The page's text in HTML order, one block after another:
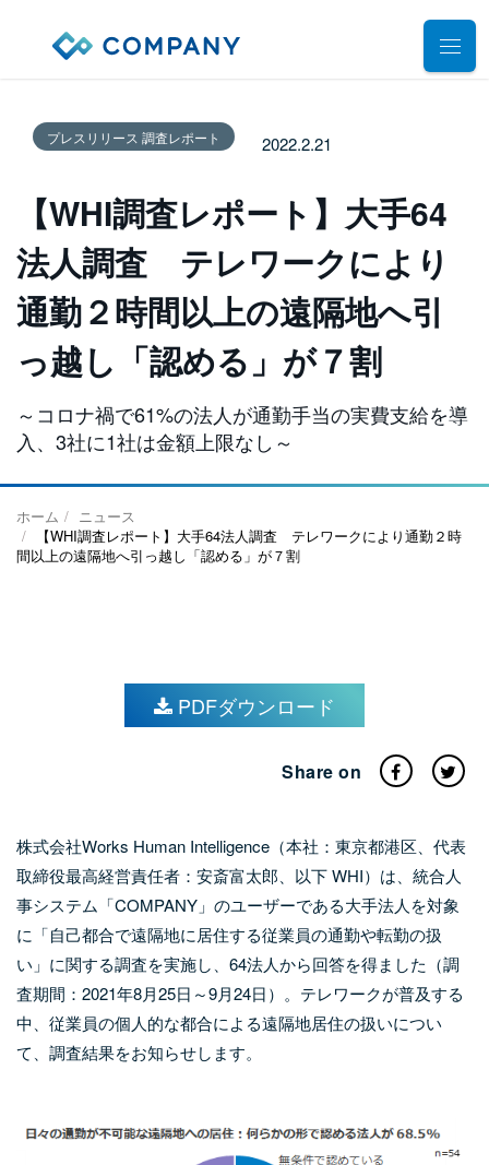
給与計算
勤怠管理
タレントマネジメント
雇用手続管理
ID管理
マイナンバー管理
公共・公益法人向け
導入・運用サポート
システム選定支援コンサルティングサービス
プロフェッショナルサービス
ユーザーコミッティ
パートナー連携・協業
アウトソーシング（WBS）
導入事例
セミナー
デモ動画
お役立ち資料
会社情報
会社情報トップ
企業理念
資料ダウンロード
03-5575-5277
プレスリリース 調査レポート 2022.2.21
【WHI調査レポート】大手64
法人調査 テレワークにより
通勤２時間以上の遠隔地へ引
っ越し「認める」が７割
～コロナ禍で61%の法人が通勤手当の実費支給を導
入、3社に1社は金額上限なし～
ホーム
ニュース
【WHI調査レポート】大手64法人調査 テレワークにより通勤２時
間以上の遠隔地へ引っ越し「認める」が７割
PDFダウンロード
Share on
株式会社Works Human Intelligence（本社：東京都港区、代表
取締役最高経営責任者：安斎富太郎、以下 WHI）は、統合人
事システム「COMPANY」のユーザーである大手法人を対象
に「自己都合で遠隔地に居住する従業員の通勤や転勤の扱
い」に関する調査を実施し、64法人から回答を得ました（調
査期間：2021年8月25日～9月24日）。テレワークが普及する
中、従業員の個人的な都合による遠隔地居住の扱いについ
て、調査結果をお知らせします。